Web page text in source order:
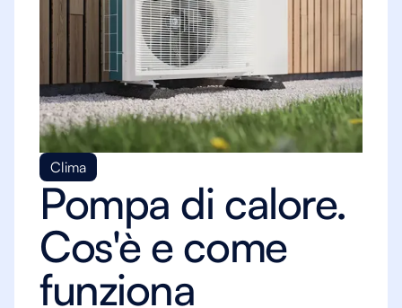
Clima
Pompa di calore.
Cos'è e come
funziona